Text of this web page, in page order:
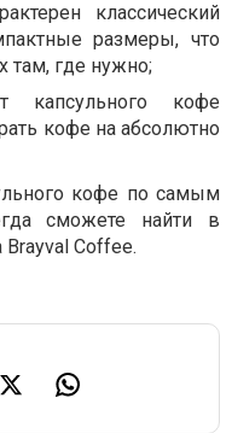
классический
размеры, что
там, где нужно;
капсульного кофе
кофе на абсолютно
кофе по самым
сможете найти в
Brayval Coffee.